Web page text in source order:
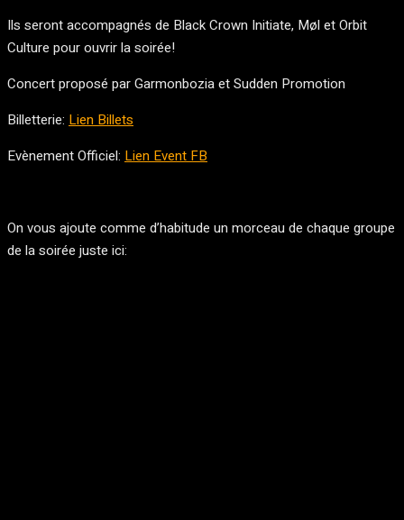
Ils seront accompagnés de Black Crown Initiate, Møl et Orbit
Culture pour ouvrir la soirée!
Concert proposé par Garmonbozia et Sudden Promotion
Billetterie: Lien Billets
Evènement Officiel: Lien Event FB
On vous ajoute comme d’habitude un morceau de chaque groupe
de la soirée juste ici: